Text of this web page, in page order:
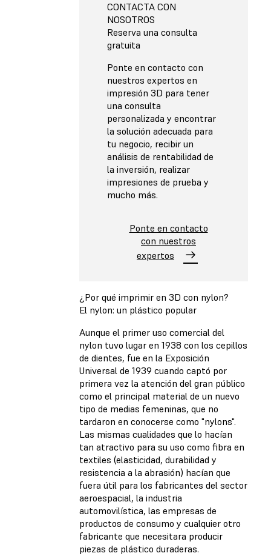
CONTACTA CON
NOSOTROS
Reserva una consulta
gratuita
Ponte en contacto con
nuestros expertos en
impresión 3D para tener
una consulta
personalizada y encontrar
la solución adecuada para
tu negocio, recibir un
análisis de rentabilidad de
la inversión, realizar
impresiones de prueba y
mucho más.
Ponte en contacto
con nuestros
expertos
¿Por qué imprimir en 3D con nylon?
El nylon: un plástico popular
Aunque el primer uso comercial del
nylon tuvo lugar en 1938 con los cepillos
de dientes, fue en la Exposición
Universal de 1939 cuando captó por
primera vez la atención del gran público
como el principal material de un nuevo
tipo de medias femeninas, que no
tardaron en conocerse como "nylons".
Las mismas cualidades que lo hacían
tan atractivo para su uso como fibra en
textiles (elasticidad, durabilidad y
resistencia a la abrasión) hacían que
fuera útil para los fabricantes del sector
aeroespacial, la industria
automovilística, las empresas de
productos de consumo y cualquier otro
fabricante que necesitara producir
piezas de plástico duraderas.